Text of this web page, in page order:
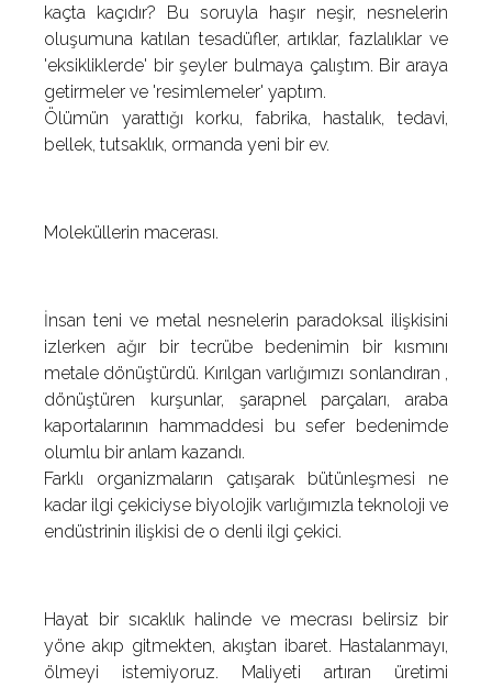
kaçta kaçıdır? Bu soruyla haşır neşir, nesnelerin
oluşumuna katılan tesadüfler, artıklar, fazlalıklar ve
'eksikliklerde' bir şeyler bulmaya çalıştım. Bir araya
getirmeler ve 'resimlemeler' yaptım.
Ölümün yarattığı korku, fabrika, hastalık, tedavi,
bellek, tutsaklık, ormanda yeni bir ev.
Moleküllerin macerası.
İnsan teni ve metal nesnelerin paradoksal ilişkisini
izlerken ağır bir tecrübe bedenimin bir kısmını
metale dönüştürdü. Kırılgan varlığımızı sonlandıran ,
dönüştüren kurşunlar, şarapnel parçaları, araba
kaportalarının hammaddesi bu sefer bedenimde
olumlu bir anlam kazandı.
Farklı organizmaların çatışarak bütünleşmesi ne
kadar ilgi çekiciyse biyolojik varlığımızla teknoloji ve
endüstrinin ilişkisi de o denli ilgi çekici.
Hayat bir sıcaklık halinde ve mecrası belirsiz bir
yöne akıp gitmekten, akıştan ibaret. Hastalanmayı,
ölmeyi istemiyoruz. Maliyeti artıran üretimi